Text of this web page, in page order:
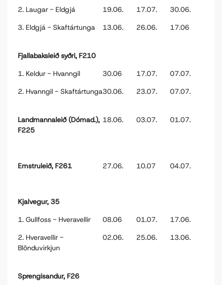
2. Laugar - Eldgjá 19.06. 17.07.
30.06.
3. Eldgjá - Skaftártunga
13.06. 26.06. 17.06
Fjallabaksleið syðri, F210
1. Keldur - Hvanngil
30.06 17.07.
07.07.
2. Hvanngil - Skaftártunga30.06. 23.07. 07.07.
Landmannaleið (Dómad.),
F225
18.06. 03.07. 01.07.
Emstruleið, F261 27.06. 10.07 04.07.
Kjalvegur, 35
1. Gullfoss - Hveravellir
08.06 01.07.
17.06.
2. Hveravellir -
Blönduvirkjun
02.06. 25.06. 13.06.
Sprengisandur, F26